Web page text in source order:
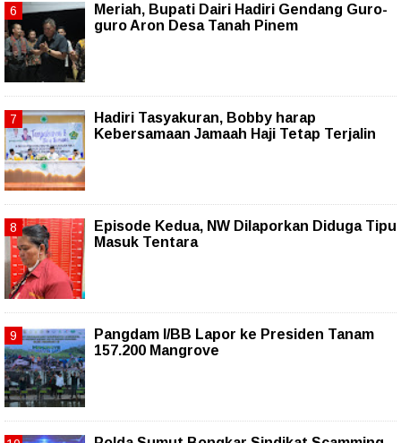
Meriah, Bupati Dairi Hadiri Gendang Guro-
guro Aron Desa Tanah Pinem
Hadiri Tasyakuran, Bobby harap
Kebersamaan Jamaah Haji Tetap Terjalin
Episode Kedua, NW Dilaporkan Diduga Tipu
Masuk Tentara
Pangdam I/BB Lapor ke Presiden Tanam
157.200 Mangrove